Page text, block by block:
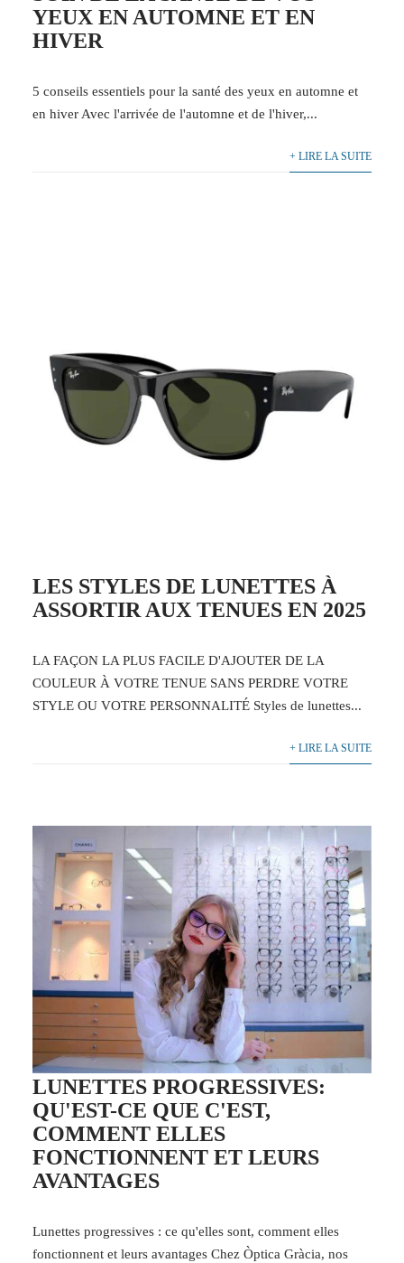
YEUX EN AUTOMNE ET EN
HIVER
5 conseils essentiels pour la santé des yeux en automne et
en hiver Avec l'arrivée de l'automne et de l'hiver,...
+ LIRE LA SUITE
LES STYLES DE LUNETTES À
ASSORTIR AUX TENUES EN 2025
LA FAÇON LA PLUS FACILE D'AJOUTER DE LA
COULEUR À VOTRE TENUE SANS PERDRE VOTRE
STYLE OU VOTRE PERSONNALITÉ Styles de lunettes...
+ LIRE LA SUITE
LUNETTES PROGRESSIVES:
QU'EST-CE QUE C'EST,
COMMENT ELLES
FONCTIONNENT ET LEURS
AVANTAGES
Lunettes progressives : ce qu'elles sont, comment elles
fonctionnent et leurs avantages Chez Òptica Gràcia, nos